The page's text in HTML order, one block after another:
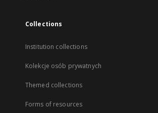
Collections
Institution collections
Kolekcje osób prywatnych
Themed collections
Forms of resources